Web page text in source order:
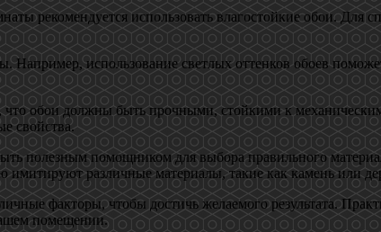
рекомендуется использовать влагостойкие обои. Для
использование светлых оттенков обоев
обои должны быть прочными, стойкими к
свойства.
полезным помощником для выбора правильного
имитируют различные материалы, такие как камень или
факторы, чтобы достичь желаемого результата.
помещении.